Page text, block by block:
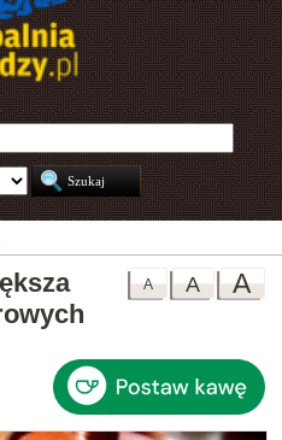
A
A
A